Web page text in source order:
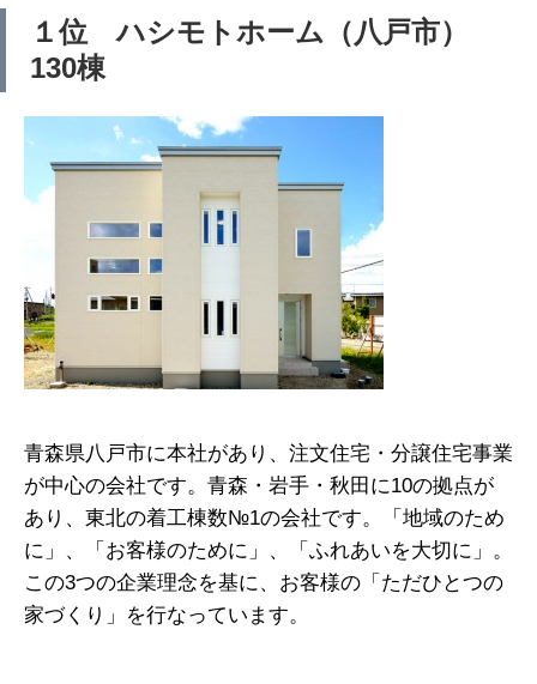
１位 ハシモトホーム（八戸市）
130棟
青森県八戸市に本社があり、注文住宅・分譲住宅事業
が中心の会社です。青森・岩手・秋田に10の拠点が
あり、東北の着工棟数№1の会社です。「地域のため
に」、「お客様のために」、「ふれあいを大切に」。
この3つの企業理念を基に、お客様の「ただひとつの
家づくり」を行なっています。